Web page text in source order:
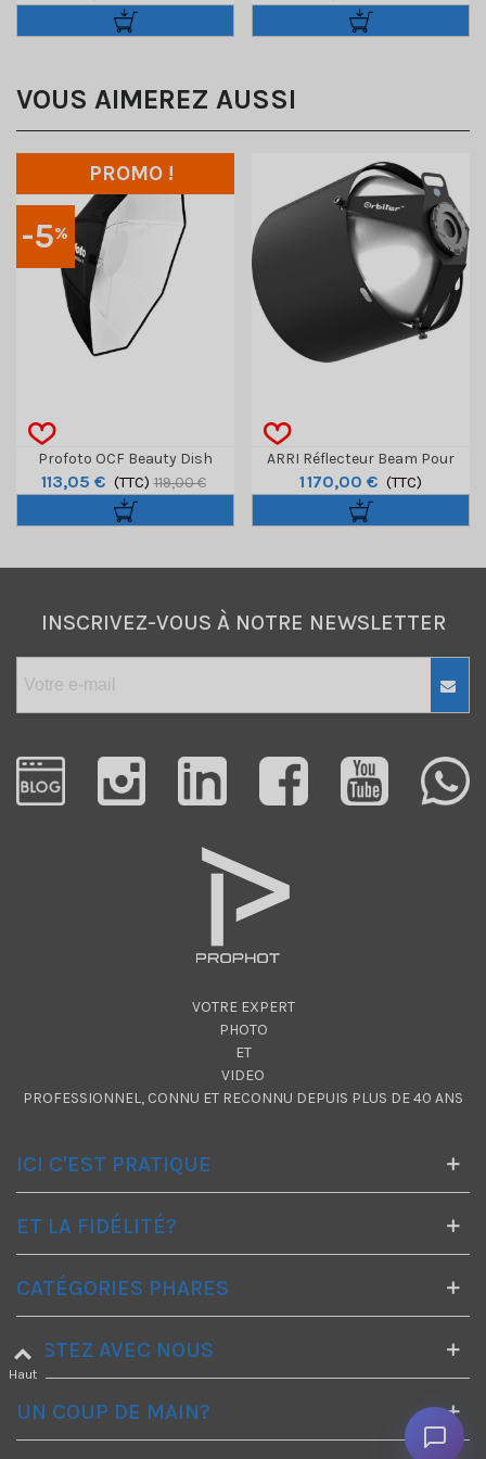
VOUS AIMEREZ AUSSI
-5%
PROMO !
Profoto OCF Beauty Dish
Blanc 2' • 60cm
113,05 € (TTC) 119,00 €
ARRI Réflecteur Beam Pour
Orbiter
1 170,00 € (TTC)
INSCRIVEZ-VOUS À NOTRE NEWSLETTER
VOTRE EXPERT
PHOTO
ET
VIDEO
PROFESSIONNEL, CONNU ET RECONNU DEPUIS PLUS DE 40 ANS
ICI C'EST PRATIQUE
ET LA FIDÉLITÉ?
CATÉGORIES PHARES
RESTEZ AVEC NOUS
UN COUP DE MAIN?
Haut